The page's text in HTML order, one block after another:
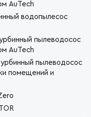
AuTech
водопылесос
пылеводосос
AuTech
пылеводосос
помещений и